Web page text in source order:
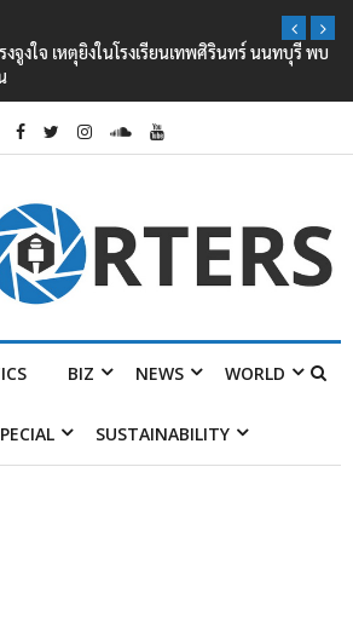
จูงใจ เหตุยิงในโรงเรียนเทพศิรินทร์ นนทบุรี พบ
BIZ NEWS WORLD
SUSTAINABILITY